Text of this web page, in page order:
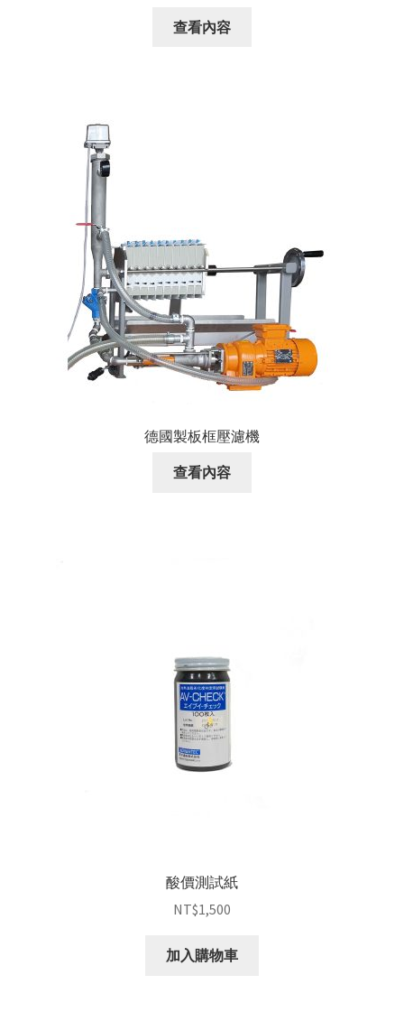
查看內容
德國製板框壓濾機
查看內容
酸價測試紙
NT$1,500
加入購物車